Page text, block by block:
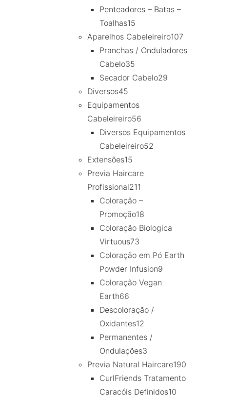
Penteadores – Batas –
Toalhas15
Aparelhos Cabeleireiro107
Pranchas / Onduladores
Cabelo35
Secador Cabelo29
Diversos45
Equipamentos
Cabeleireiro56
Diversos Equipamentos
Cabeleireiro52
Extensões15
Previa Haircare
Profissional211
Coloração –
Promoção18
Coloração Biologica
Virtuous73
Coloração em Pó Earth
Powder Infusion9
Coloração Vegan
Earth66
Descoloração /
Oxidantes12
Permanentes /
Ondulações3
Previa Natural Haircare190
CurlFriends Tratamento
Caracóis Definidos10